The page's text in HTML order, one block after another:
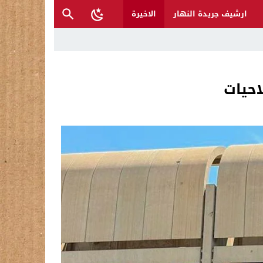
ارشيف جريدة النهار
الاخيرة
القصب… | د.عزيزجبر الساعدي
تغرق قرى شمال نينوى والأهالي يستغيثون